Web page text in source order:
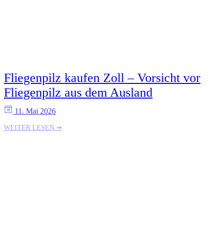
Fliegenpilz kaufen Zoll – Vorsicht vor
Fliegenpilz aus dem Ausland
11. Mai 2026
WEITER LESEN ➞